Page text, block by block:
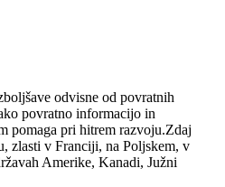
odvisne od povratnih
povratno informacijo in
pomaga pri hitrem razvoju.Zdaj
zlasti v Franciji, na Poljskem, v
Amerike, Kanadi, Južni